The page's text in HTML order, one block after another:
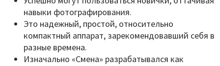
навыки фотографирования.
Это надежный, простой, относительно
компактный аппарат, зарекомендовавший себя в
разные времена.
Изначально «Смена» разрабатывался как